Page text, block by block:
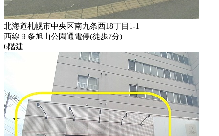
北海道札幌市中央区南九条西18丁目1-1
西線９条旭山公園通電停(徒歩7分)
6階建